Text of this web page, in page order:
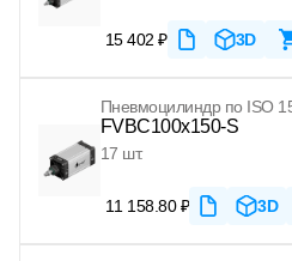
15 402 ₽ 3D
Пневмоцилиндр по ISO
FVBC100x150-S
17 шт.
11 158.80 ₽ 3D